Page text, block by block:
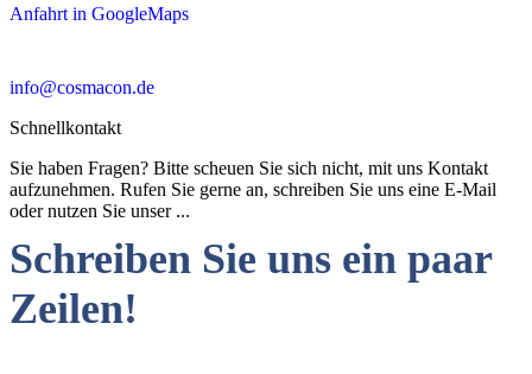
Anfahrt in GoogleMaps
info@cosmacon.de
Schnellkontakt
Sie haben Fragen? Bitte scheuen Sie sich nicht, mit uns Kontakt
aufzunehmen. Rufen Sie gerne an, schreiben Sie uns eine E-Mail
oder nutzen Sie unser ...
Schreiben Sie uns ein paar
Zeilen!